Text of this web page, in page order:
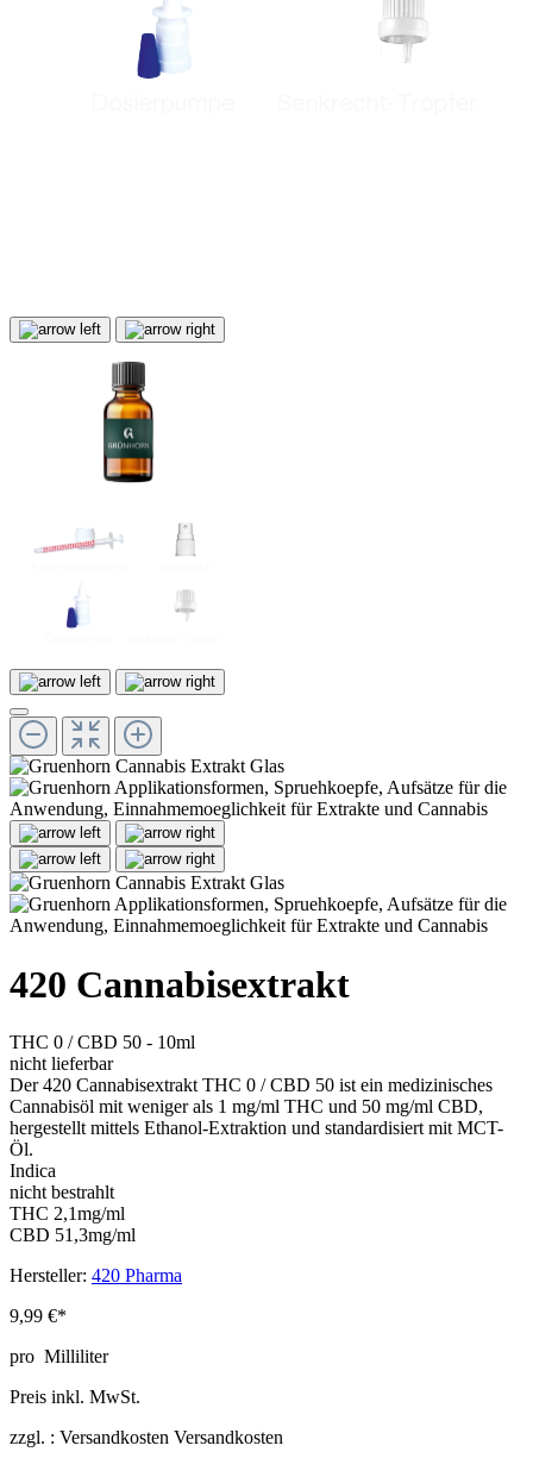
420 Cannabisextrakt
THC 0 / CBD 50 - 10ml
nicht lieferbar
Der 420 Cannabisextrakt THC 0 / CBD 50 ist ein medizinisches
Cannabisöl mit weniger als 1 mg/ml THC und 50 mg/ml CBD,
hergestellt mittels Ethanol-Extraktion und standardisiert mit MCT-
Öl.
Indica
nicht bestrahlt
THC 2,1mg/ml
CBD 51,3mg/ml
Hersteller: 420 Pharma
9,99 €*
pro Milliliter
Preis inkl. MwSt.
zzgl. : Versandkosten Versandkosten